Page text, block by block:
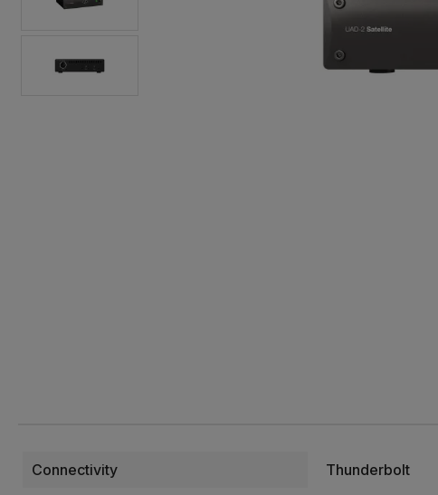
Connectivity Thunderbolt